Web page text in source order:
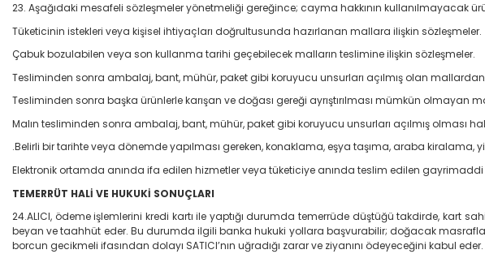
23. Aşağıdaki mesafeli sözleşmeler yönetmeliği gereğince; cayma hakkının kullanılmayacak
Tüketicinin istekleri veya kişisel ihtiyaçları doğrultusunda hazırlanan mallara ilişkin sözleşmeler.
Çabuk bozulabilen veya son kullanma tarihi geçebilecek malların teslimine ilişkin sözleşmeler.
Tesliminden sonra ambalaj, bant, mühür, paket gibi koruyucu unsurları açılmış olan
Tesliminden sonra başka ürünlerle karışan ve doğası gereği ayrıştırılması mümkün olmayan
Malın tesliminden sonra ambalaj, bant, mühür, paket gibi koruyucu unsurları açılmış
.Belirli bir tarihte veya dönemde yapılması gereken, konaklama, eşya taşıma, araba
Elektronik ortamda anında ifa edilen hizmetler veya tüketiciye anında teslim edilen
TEMERRÜT HALİ VE HUKUKİ SONUÇLARI
24.ALICI, ödeme işlemlerini kredi kartı ile yaptığı durumda temerrüde düştüğü takdirde, kart
beyan ve taahhüt eder. Bu durumda ilgili banka hukuki yollara başvurabilir; doğacak
borcun gecikmeli ifasından dolayı SATICI’nın uğradığı zarar ve ziyanını ödeyeceğini kabul eder.